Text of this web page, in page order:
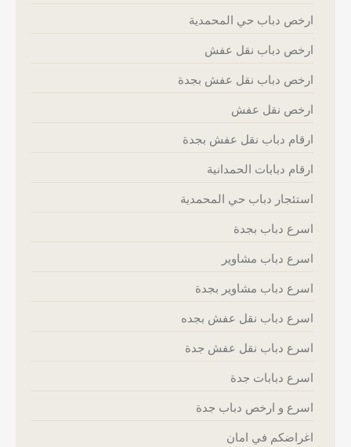
ارخص دباب حي المحمدية
ارخص دباب نقل عفش
ارخص دباب نقل عفش بجدة
ارخص نقل عفش
ارقام دباب نقل عفش بجدة
ارقام دبابات الحمدانية
استئجار دباب حي المحمدية
اسرع دباب بجدة
اسرع دباب مشاوير
اسرع دباب مشاوير بجدة
اسرع دباب نقل عفش بجده
اسرع دباب نقل عفش جدة
اسرع دبابات جدة
اسرع و ارخص دباب جدة
اغراضكم في امان